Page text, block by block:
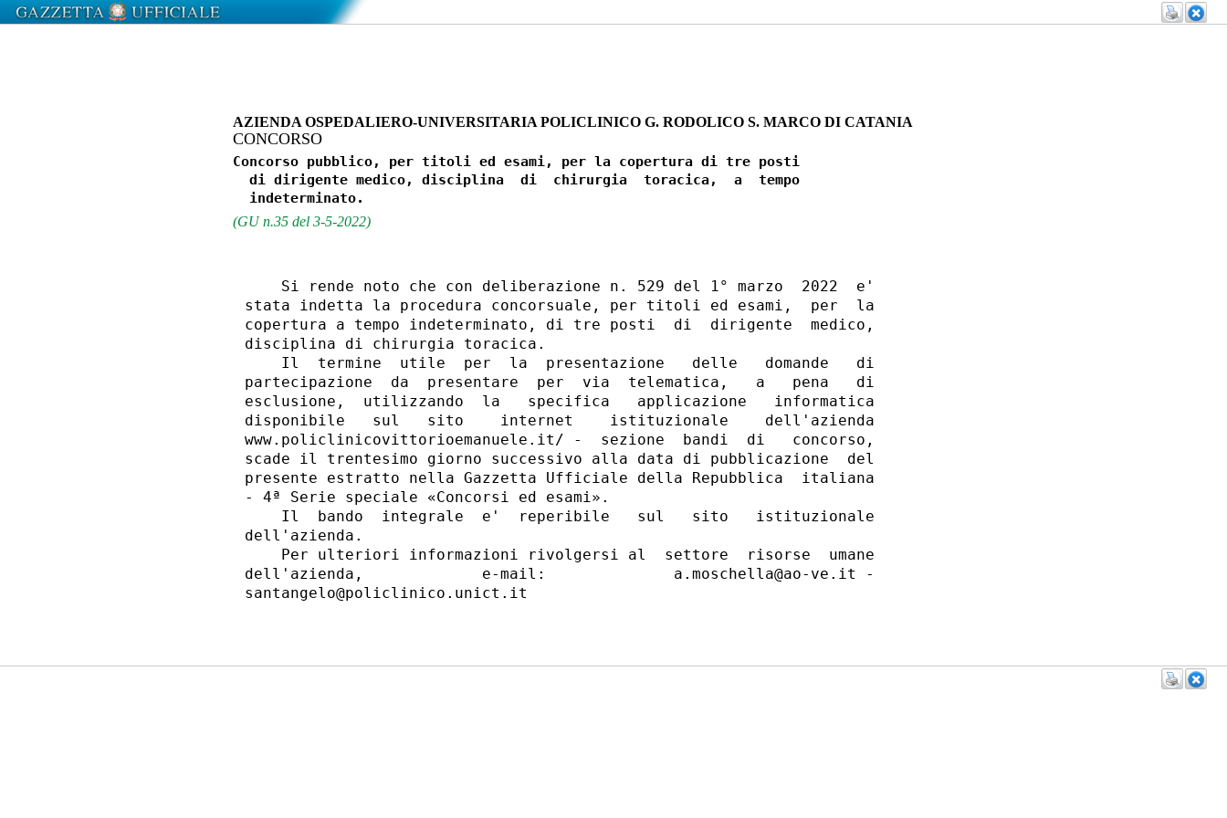
AZIENDA OSPEDALIERO-UNIVERSITARIA POLICLINICO G. RODOLICO S. MARCO DI CATANIA
CONCORSO
Concorso pubblico, per titoli ed esami, per la copertura di tre posti
  di dirigente medico, disciplina  di  chirurgia  toracica,  a  tempo
(GU n.35 del 3-5-2022)
    Si rende noto che con deliberazione n. 529 del 1° marzo  2022  e'
stata indetta la procedura concorsuale, per titoli ed esami,  per  la
copertura a tempo indeterminato, di tre posti  di  dirigente  medico,
disciplina di chirurgia toracica.
    Il  termine  utile  per  la  presentazione   delle   domande   di
partecipazione  da  presentare  per  via  telematica,   a   pena   di
esclusione,  utilizzando  la   specifica   applicazione   informatica
disponibile   sul   sito    internet    istituzionale    dell'azienda
www.policlinicovittorioemanuele.it/ -  sezione  bandi  di   concorso,
scade il trentesimo giorno successivo alla data di pubblicazione  del
presente estratto nella Gazzetta Ufficiale della Repubblica  italiana
- 4ª Serie speciale «Concorsi ed esami».
    Il  bando  integrale  e'  reperibile   sul   sito   istituzionale
dell'azienda.
    Per ulteriori informazioni rivolgersi al  settore  risorse  umane
dell'azienda,             e-mail:              a.moschella@ao-ve.it -
santangelo@policlinico.unict.it